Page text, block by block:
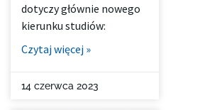
dotyczy głównie nowego
kierunku studiów:
Czytaj więcej »
14 czerwca 2023